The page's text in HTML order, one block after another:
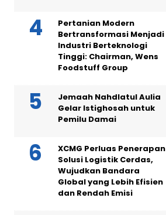
Pertanian Modern
Bertransformasi Menjadi
Industri Berteknologi
Tinggi: Chairman, Wens
Foodstuff Group
Jemaah Nahdlatul Aulia
Gelar Istighosah untuk
Pemilu Damai
XCMG Perluas Penerapan
Solusi Logistik Cerdas,
Wujudkan Bandara
Global yang Lebih Efisien
dan Rendah Emisi